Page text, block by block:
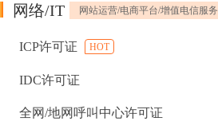
网络/IT 网站运营/电商平台/增值电信服务
ICP许可证 HOT
IDC许可证
全网/地网呼叫中心许可证